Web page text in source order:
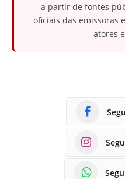
a partir de fontes
oficiais das emissoras
atores